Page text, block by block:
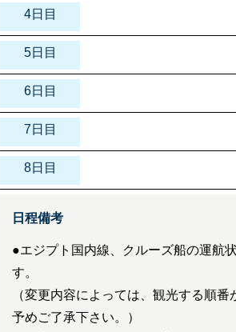
4日目
5日目
6日目
7日目
8日目
日程備考
●エジプト国内線、クルーズ船の運航
す。
（変更内容によっては、観光する順
予めご了承下さい。）